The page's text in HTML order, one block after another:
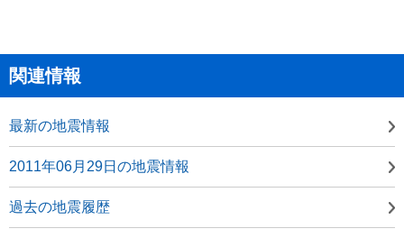
関連情報
最新の地震情報
2011年06月29日の地震情報
過去の地震履歴